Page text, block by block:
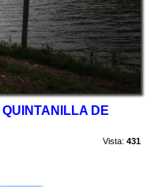
QUINTANILLA DE
Vista: 431